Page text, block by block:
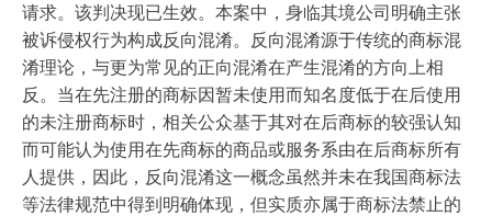
请求。该判决现已生效。本案中，身临其境公司明确主张
被诉侵权行为构成反向混淆。反向混淆源于传统的商标混
淆理论，与更为常见的正向混淆在产生混淆的方向上相
反。当在先注册的商标因暂未使用而知名度低于在后使用
的未注册商标时，相关公众基于其对在后商标的较强认知
而可能认为使用在先商标的商品或服务系由在后商标所有
人提供，因此，反向混淆这一概念虽然并未在我国商标法
等法律规范中得到明确体现，但实质亦属于商标法禁止的